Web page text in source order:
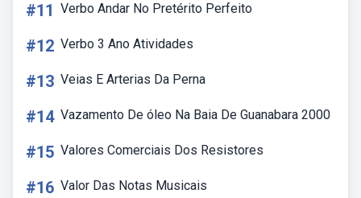
#11 Verbo Andar No Pretérito Perfeito
#12 Verbo 3 Ano Atividades
#13 Veias E Arterias Da Perna
#14 Vazamento De óleo Na Baia De Guanabara 2000
#15 Valores Comerciais Dos Resistores
#16 Valor Das Notas Musicais